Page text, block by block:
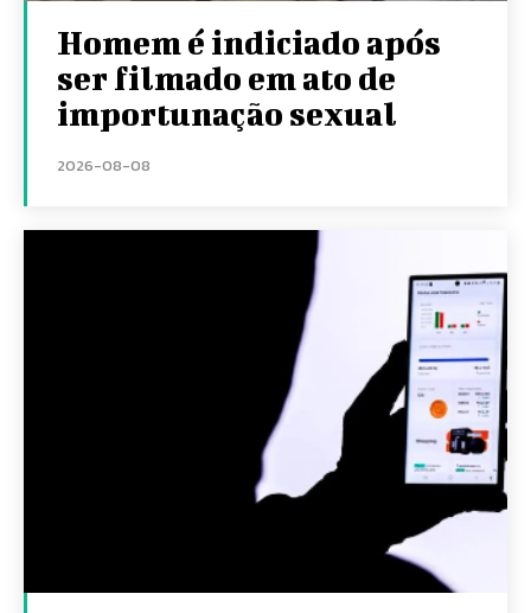
Homem é indiciado após
ser filmado em ato de
importunação sexual
2026-08-08